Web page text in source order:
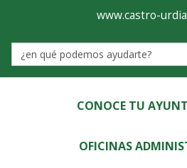
Ayuntamiento
de
Castro-
Urdiales
www.castro-
Label
CONOCE TU
OFICINAS